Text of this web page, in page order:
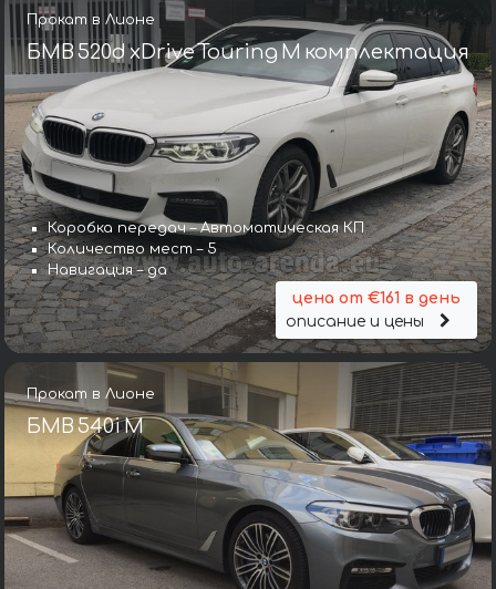
Прокат в Лионе
БМВ 520d xDrive Touring M комплектация
Коробка передач – Автоматическая КП
Количество мест – 5
Навигация – да
цена от €161 в день
описание и цены
Прокат в Лионе
БМВ 540i M